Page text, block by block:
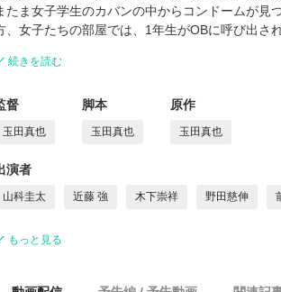
たま女子学生のカバンの中からコンドームが
、女子たちの部屋では、1年生がOBに呼び出さ
続きを読む
督
玉田真也
脚本
玉田真也
原作
玉田真也
演者
山科圭太 近藤 強 木下崇祥 野田慈伸
もっと見る